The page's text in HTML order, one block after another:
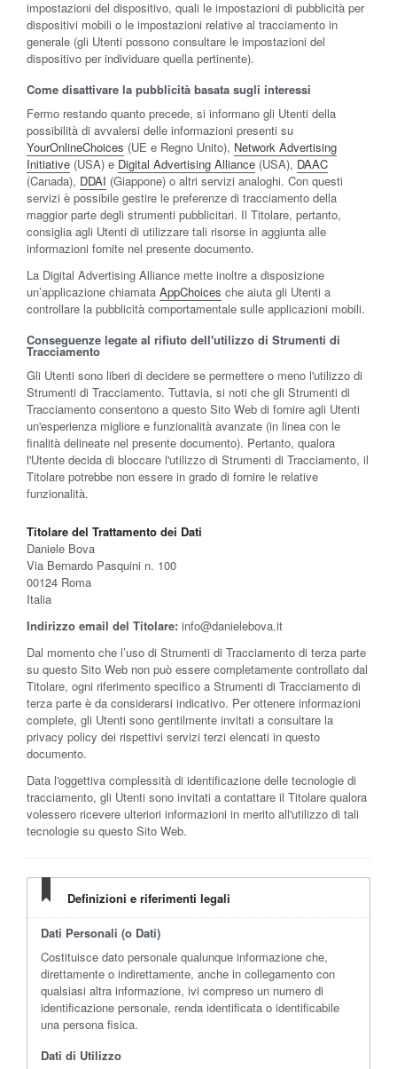
impostazioni del dispositivo, quali le impostazioni di pubblicità per
dispositivi mobili o le impostazioni relative al tracciamento in
generale (gli Utenti possono consultare le impostazioni del
dispositivo per individuare quella pertinente).
Come disattivare la pubblicità basata sugli interessi
Fermo restando quanto precede, si informano gli Utenti della
possibilità di avvalersi delle informazioni presenti su
YourOnlineChoices (UE e Regno Unito), Network Advertising
Initiative (USA) e Digital Advertising Alliance (USA), DAAC
(Canada), DDAI (Giappone) o altri servizi analoghi. Con questi
servizi è possibile gestire le preferenze di tracciamento della
maggior parte degli strumenti pubblicitari. Il Titolare, pertanto,
consiglia agli Utenti di utilizzare tali risorse in aggiunta alle
informazioni fornite nel presente documento.
La Digital Advertising Alliance mette inoltre a disposizione
un’applicazione chiamata AppChoices che aiuta gli Utenti a
controllare la pubblicità comportamentale sulle applicazioni mobili.
Conseguenze legate al rifiuto dell'utilizzo di Strumenti di
Tracciamento
Gli Utenti sono liberi di decidere se permettere o meno l'utilizzo di
Strumenti di Tracciamento. Tuttavia, si noti che gli Strumenti di
Tracciamento consentono a questo Sito Web di fornire agli Utenti
un'esperienza migliore e funzionalità avanzate (in linea con le
finalità delineate nel presente documento). Pertanto, qualora
l'Utente decida di bloccare l'utilizzo di Strumenti di Tracciamento, il
Titolare potrebbe non essere in grado di fornire le relative
funzionalità.
Titolare del Trattamento dei Dati
Daniele Bova
Via Bernardo Pasquini n. 100
00124 Roma
Italia
Indirizzo email del Titolare: info@danielebova.it
Dal momento che l’uso di Strumenti di Tracciamento di terza parte
su questo Sito Web non può essere completamente controllato dal
Titolare, ogni riferimento specifico a Strumenti di Tracciamento di
terza parte è da considerarsi indicativo. Per ottenere informazioni
complete, gli Utenti sono gentilmente invitati a consultare la
privacy policy dei rispettivi servizi terzi elencati in questo
documento.
Data l'oggettiva complessità di identificazione delle tecnologie di
tracciamento, gli Utenti sono invitati a contattare il Titolare qualora
volessero ricevere ulteriori informazioni in merito all'utilizzo di tali
tecnologie su questo Sito Web.
Definizioni e riferimenti legali
Dati Personali (o Dati)
Costituisce dato personale qualunque informazione che,
direttamente o indirettamente, anche in collegamento con
qualsiasi altra informazione, ivi compreso un numero di
identificazione personale, renda identificata o identificabile
una persona fisica.
Dati di Utilizzo